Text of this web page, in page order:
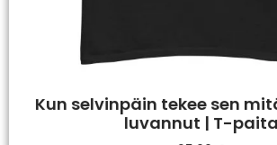
Kun selvinpäin tekee sen
luvannut | T-paita